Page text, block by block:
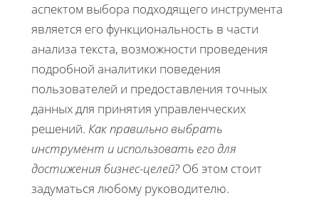
аспектом выбора подходящего инструмента
является его функциональность в части
анализа текста, возможности проведения
подробной аналитики поведения
пользователей и предоставления точных
данных для принятия управленческих
решений. Как правильно выбрать
инструмент и использовать его для
достижения бизнес-целей?Об этом стоит
задуматься любому руководителю.